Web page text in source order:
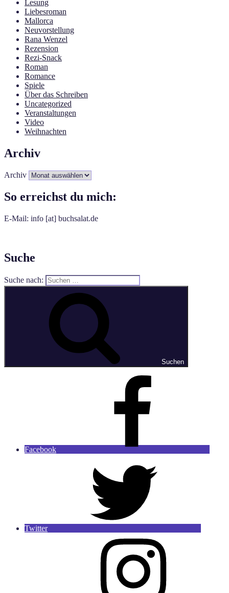
Lesung
Liebesroman
Mallorca
Neuvorstellung
Rana Wenzel
Rezension
Rezi-Snack
Roman
Romance
Spiele
Über das Schreiben
Uncategorized
Veranstaltungen
Video
Weihnachten
Archiv
Archiv
So erreichst du mich:
E-Mail: info [at] buchsalat.de
Suche
Suche nach:
Suchen
Facebook
Twitter